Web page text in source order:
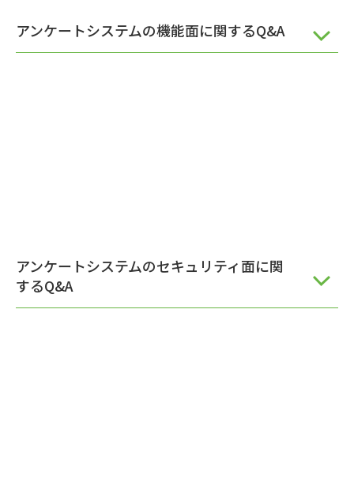
アンケートシステムの機能面に関するQ&A
アンケートシステムのセキュリティ面に関
するQ&A